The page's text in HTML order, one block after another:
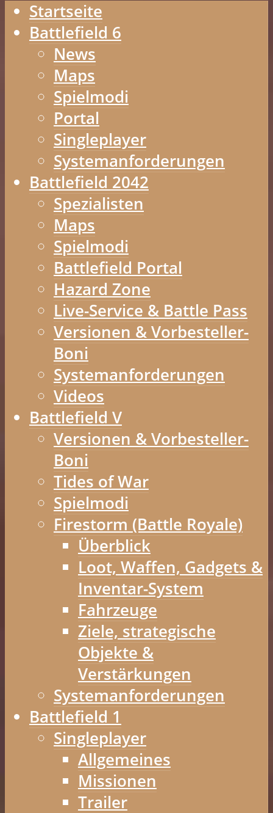
Startseite
Battlefield 6
News
Maps
Spielmodi
Portal
Singleplayer
Systemanforderungen
Battlefield 2042
Spezialisten
Maps
Spielmodi
Battlefield Portal
Hazard Zone
Live-Service & Battle Pass
Versionen & Vorbesteller-
Boni
Systemanforderungen
Videos
Battlefield V
Versionen & Vorbesteller-
Boni
Tides of War
Spielmodi
Firestorm (Battle Royale)
Überblick
Loot, Waffen, Gadgets &
Inventar-System
Fahrzeuge
Ziele, strategische
Objekte &
Verstärkungen
Systemanforderungen
Battlefield 1
Singleplayer
Allgemeines
Missionen
Trailer